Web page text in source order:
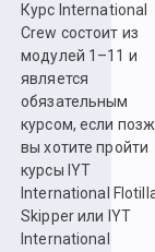
Курс International
Crew состоит из
модулей 1–11 и
является
обязательным
курсом, если
вы хотите пройти
курсы IYT
International
Skipper или IYT
International